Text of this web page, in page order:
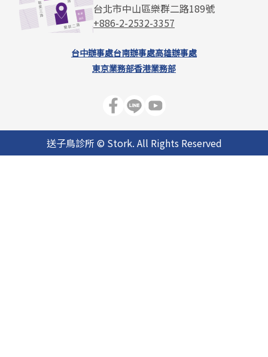
台北市中山區樂群二路189號
+886-2-2532-3357
台中辦事處台南辦事處高雄辦事處
東京業務部香港業務部
送子鳥診所 © Stork. All Rights Reserved